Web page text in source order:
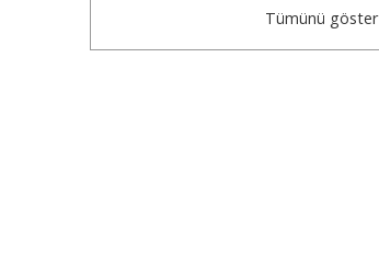
Tümünü göster